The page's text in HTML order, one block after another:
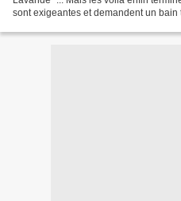
sont exigeantes et demandent un